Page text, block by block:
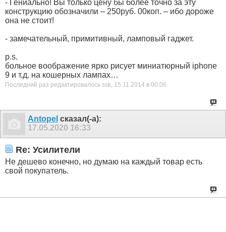
- Гениально! Вы только цену бы более точно за эту
конструкцию обозначили – 250руб. 00коп. – ибо дороже
она не стоит!
- замечательный, примитивный, ламповый гаджет.
p.s.
больное воображение ярко рисует миниатюрный iphone
9 и т.д. на кошерных лампах…
Последний раз редактировалось ssk; 15.11.2014 в 00:06.
Antopel сказал(-а):
17.05.2020 16:33
Re: Усилители
Не дешево конечно, но думаю на каждый товар есть
свой покупатель.